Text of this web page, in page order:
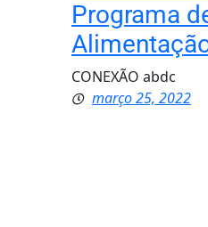
Programa
CONEXÃO abdc
março 25, 2022